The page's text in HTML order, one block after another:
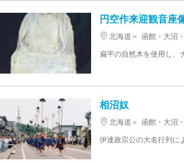
円空作来迎観音座
北海道 函館・大沼
相沼奴
北海道 函館・大沼